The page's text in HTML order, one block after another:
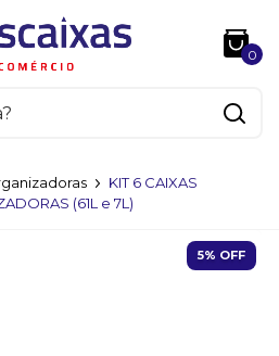
0
KIT 6 CAIXAS
(61L e 7L)
5% OFF